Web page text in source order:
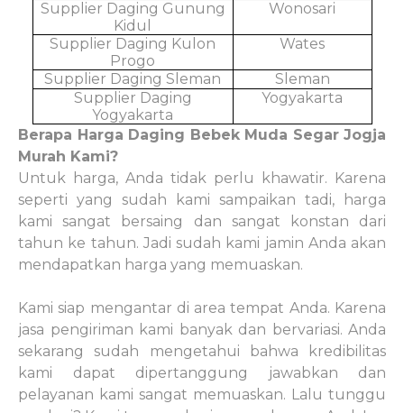
Supplier Daging Gunung
Kidul
Wonosari
Supplier Daging Kulon
Progo
Wates
Supplier Daging Sleman
Sleman
Supplier Daging
Yogyakarta
Yogyakarta
Berapa Harga Daging Bebek Muda Segar Jogja
Murah Kami?
Untuk harga, Anda tidak perlu khawatir. Karena
seperti yang sudah kami sampaikan tadi, harga
kami sangat bersaing dan sangat konstan dari
tahun ke tahun. Jadi sudah kami jamin Anda akan
mendapatkan harga yang memuaskan.
Kami siap mengantar di area tempat Anda. Karena
jasa pengiriman kami banyak dan bervariasi. Anda
sekarang sudah mengetahui bahwa kredibilitas
kami dapat dipertanggung jawabkan dan
pelayanan kami sangat memuaskan. Lalu tunggu